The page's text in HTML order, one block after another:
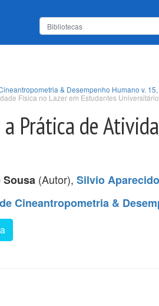
& Desempenho Humano v.
Física no Lazer em Estudantes
Prática de
Sousa (Autor), Silvio
Cineantropometria &